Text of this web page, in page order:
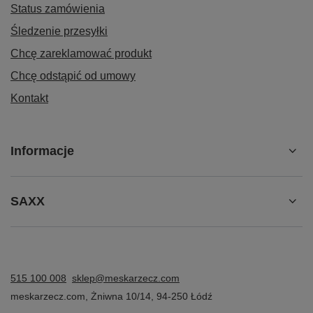
Status zamówienia
Śledzenie przesyłki
Chcę zareklamować produkt
Chcę odstąpić od umowy
Kontakt
Informacje
SAXX
515 100 008 sklep@meskarzecz.com
meskarzecz.com
Żniwna 10/14 94-250 Łódź